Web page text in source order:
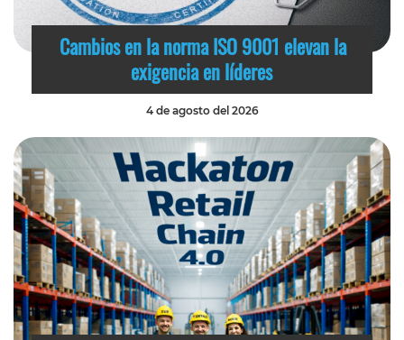
Cambios en la norma ISO 9001 elevan la
exigencia en líderes
4 de agosto del 2026